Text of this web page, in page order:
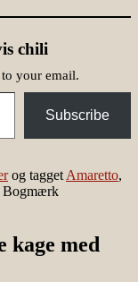
chili
to your email.
Subscribe
og tagget Amaretto,
Bogmærk
kage med